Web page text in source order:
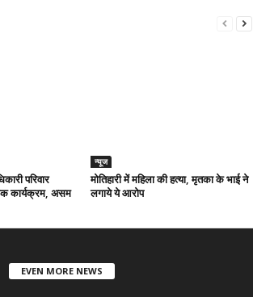
परिवार
कार्यक्रम, असम
न्यूज
मोतिहारी में महिला की हत्या, मृतका के भाई ने
लगाये ये आरोप
EVEN MORE NEWS